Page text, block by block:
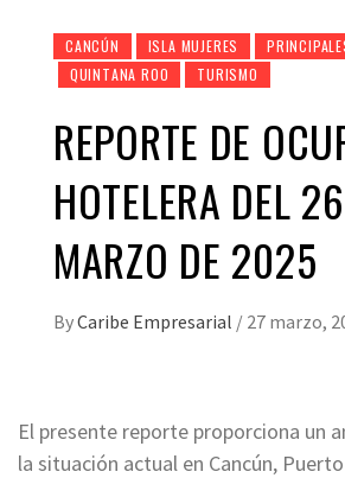
CANCÚN ISLA MUJERES
QUINTANA ROO
TURISMO
REPORTE DE
HOTELERA DEL
MARZO DE 2025
ByCaribe Empresarial / 27 marzo,
El presente reporte proporciona un
la situación actual en Cancún,